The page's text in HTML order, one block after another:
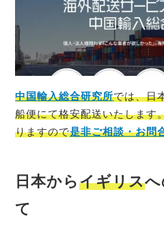
中国輸入総合研究所では、日
船便にて格安配送いたします
りますので是非ご相談・お問
日本からイギリス
て